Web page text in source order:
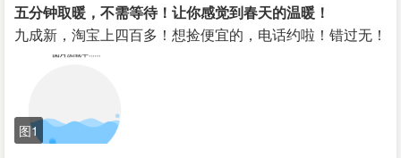
五分钟取暖，不需等待！让你感觉到春天的温暖！
九成新，淘宝上四百多！想捡便宜的，电话约啦！错过无！
图1